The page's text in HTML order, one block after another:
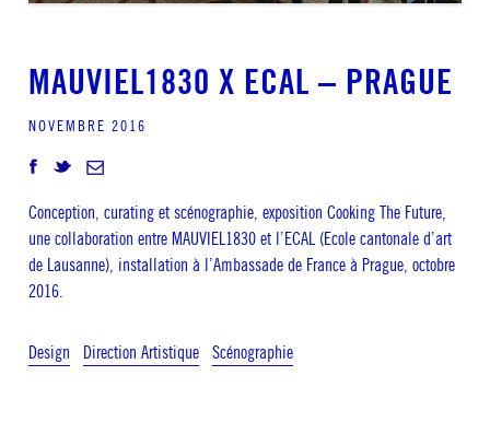
MAUVIEL1830 X ECAL – PRAGUE
NOVEMBRE 2016
Conception, curating et scénographie, exposition Cooking The Future,
une collaboration entre MAUVIEL1830 et l’ECAL (Ecole cantonale d’art
de Lausanne), installation à l’Ambassade de France à Prague, octobre
2016.
Design Direction Artistique Scénographie